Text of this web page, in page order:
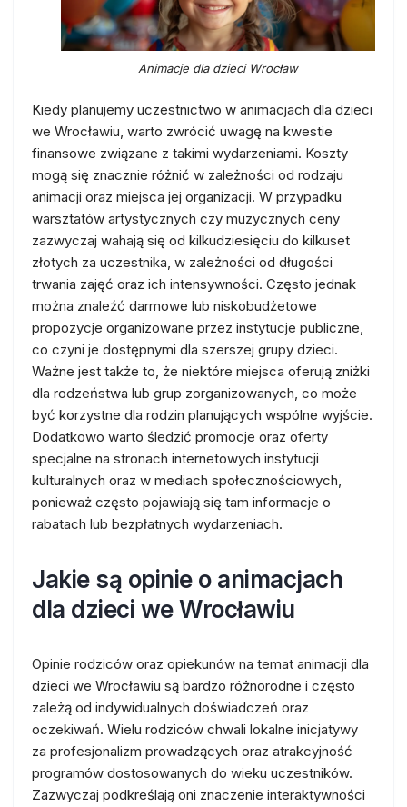
Animacje dla dzieci Wrocław
Kiedy planujemy uczestnictwo w animacjach dla dzieci
we Wrocławiu, warto zwrócić uwagę na kwestie
finansowe związane z takimi wydarzeniami. Koszty
mogą się znacznie różnić w zależności od rodzaju
animacji oraz miejsca jej organizacji. W przypadku
warsztatów artystycznych czy muzycznych ceny
zazwyczaj wahają się od kilkudziesięciu do kilkuset
złotych za uczestnika, w zależności od długości
trwania zajęć oraz ich intensywności. Często jednak
można znaleźć darmowe lub niskobudżetowe
propozycje organizowane przez instytucje publiczne,
co czyni je dostępnymi dla szerszej grupy dzieci.
Ważne jest także to, że niektóre miejsca oferują zniżki
dla rodzeństwa lub grup zorganizowanych, co może
być korzystne dla rodzin planujących wspólne wyjście.
Dodatkowo warto śledzić promocje oraz oferty
specjalne na stronach internetowych instytucji
kulturalnych oraz w mediach społecznościowych,
ponieważ często pojawiają się tam informacje o
rabatach lub bezpłatnych wydarzeniach.
Jakie są opinie o animacjach
dla dzieci we Wrocławiu
Opinie rodziców oraz opiekunów na temat animacji dla
dzieci we Wrocławiu są bardzo różnorodne i często
zależą od indywidualnych doświadczeń oraz
oczekiwań. Wielu rodziców chwali lokalne inicjatywy
za profesjonalizm prowadzących oraz atrakcyjność
programów dostosowanych do wieku uczestników.
Zazwyczaj podkreślają oni znaczenie interaktywności